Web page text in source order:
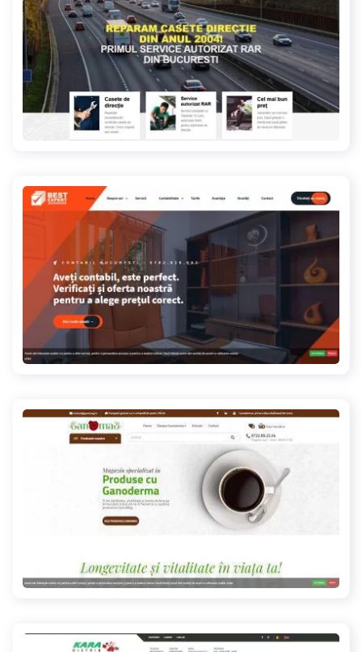
reparatiicasetedirectie.ro
contabilitate-firme.com
ganomag.ro